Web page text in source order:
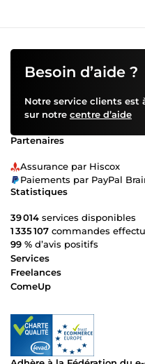
Besoin d’aide ?
Notre service clients est
sur notre centre d’aide
Partenaires
Assurance par Hiscox
Paiements par PayPal
Statistiques
39 014 services disponibles
1 335 107 commandes
99 % d’avis positifs
Services
Freelances
ComeUp